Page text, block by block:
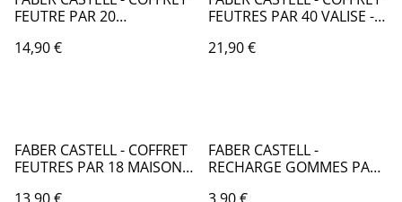
FEUTRE PAR 20
14,90 €
FEUTRES PAR 40 VALISE -
21,90 €
FABER CASTELL - COFFRET
FEUTRES PAR 18 MAISON
FABER CASTELL -
RECHARGE GOMMES PAR